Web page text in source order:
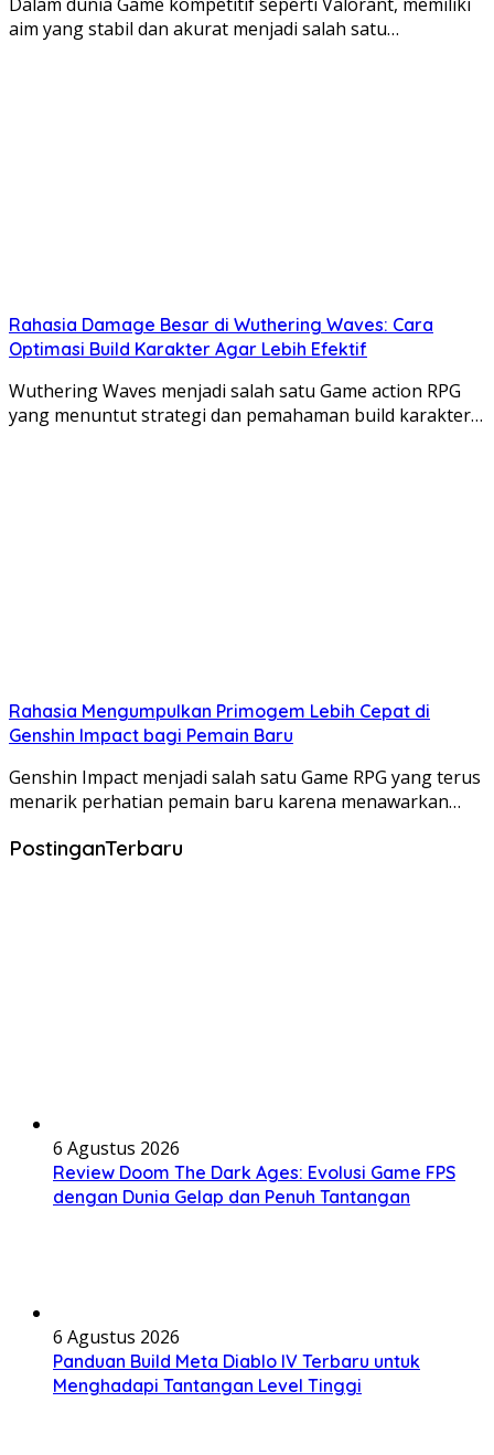
Dalam dunia Game kompetitif seperti Valorant, memiliki
aim yang stabil dan akurat menjadi salah satu…
Rahasia Damage Besar di Wuthering Waves: Cara
Optimasi Build Karakter Agar Lebih Efektif
Wuthering Waves menjadi salah satu Game action RPG
yang menuntut strategi dan pemahaman build karakter…
Rahasia Mengumpulkan Primogem Lebih Cepat di
Genshin Impact bagi Pemain Baru
Genshin Impact menjadi salah satu Game RPG yang terus
menarik perhatian pemain baru karena menawarkan…
PostinganTerbaru
6 Agustus 2026
Review Doom The Dark Ages: Evolusi Game FPS
dengan Dunia Gelap dan Penuh Tantangan
6 Agustus 2026
Panduan Build Meta Diablo IV Terbaru untuk
Menghadapi Tantangan Level Tinggi